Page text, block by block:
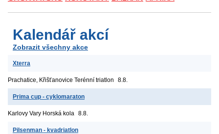
Kalendář akcí
Zobrazit všechny akce
Xterra
Prachatice, Křišťanovice Terénní triatlon 8.8.
Prima cup - cyklomaraton
Karlovy Vary Horská kola 8.8.
Pilsenman - kvadriatlon